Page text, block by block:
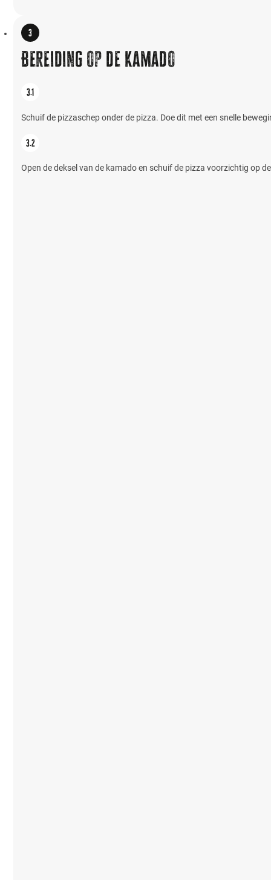
Bereiding op de Kamado
Schuif de pizzaschep onder de pizza. Doe dit met een snelle
Open de deksel van de kamado en schuif de pizza voorzichtig op